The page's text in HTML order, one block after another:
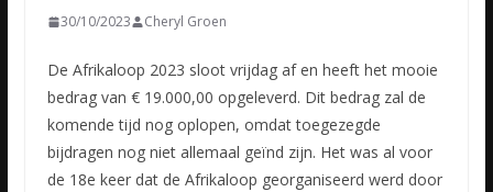
30/10/2023 Cheryl Groen
De Afrikaloop 2023 sloot vrijdag af en heeft het mooie
bedrag van € 19.000,00 opgeleverd. Dit bedrag zal de
komende tijd nog oplopen, omdat toegezegde
bijdragen nog niet allemaal geïnd zijn. Het was al voor
de 18e keer dat de Afrikaloop georganiseerd werd door